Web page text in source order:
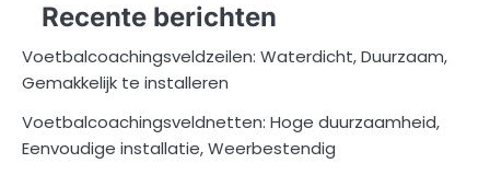
Recente berichten
Voetbalcoachingsveldzeilen: Waterdicht, Duurzaam,
Gemakkelijk te installeren
Voetbalcoachingsveldnetten: Hoge duurzaamheid,
Eenvoudige installatie, Weerbestendig